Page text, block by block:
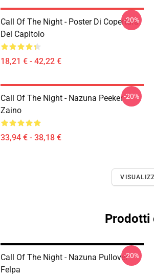
Call Of The Night - Poster Di Copertura
Del Capitolo
18,21 € - 42,22 €
-20%
Call Of The Night - Nazuna Peeker
Zaino
33,94 € - 38,18 €
-20%
Prodotti
Call Of The Night - Nazuna Pullover
Felpa
-20%